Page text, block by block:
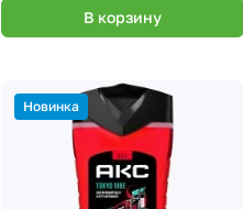
В корзину
Новинка